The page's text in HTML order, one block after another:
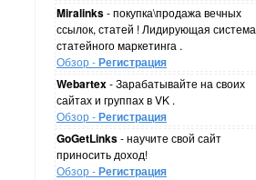
Miralinks- покупка\продажа вечных
ссылок, статей ! Лидирующая система
статейного маркетинга .
Обзор -Регистрация
Webartex- Зарабатывайте на своих
сайтах и группах в VK .
Обзор -Регистрация
GoGetLinks- научите свой сайт
приносить доход!
Обзор -Регистрация